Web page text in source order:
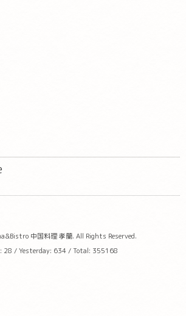
中国料理 孝蘭. All Rights Reserved.
28 / Yesterday: 634/ Total: 355168